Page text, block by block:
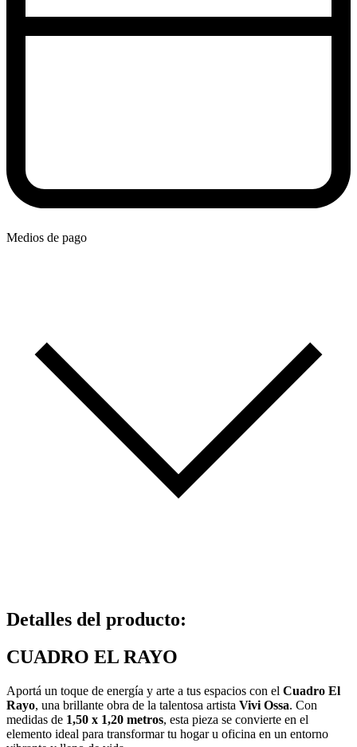
Medios de pago
Detalles del producto:
CUADRO EL RAYO
Aportá un toque de energía y arte a tus espacios con el Cuadro El
Rayo, una brillante obra de la talentosa artista Vivi Ossa. Con
medidas de 1,50 x 1,20 metros, esta pieza se convierte en el
elemento ideal para transformar tu hogar u oficina en un entorno